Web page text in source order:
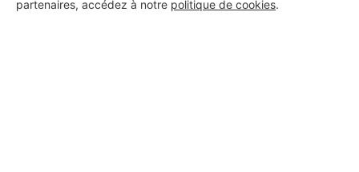
partenaires, accédez à notre politique de cookies.